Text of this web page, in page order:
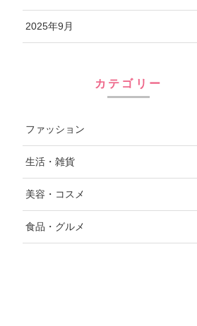
2025年9月
カテゴリー
ファッション
生活・雑貨
美容・コスメ
食品・グルメ